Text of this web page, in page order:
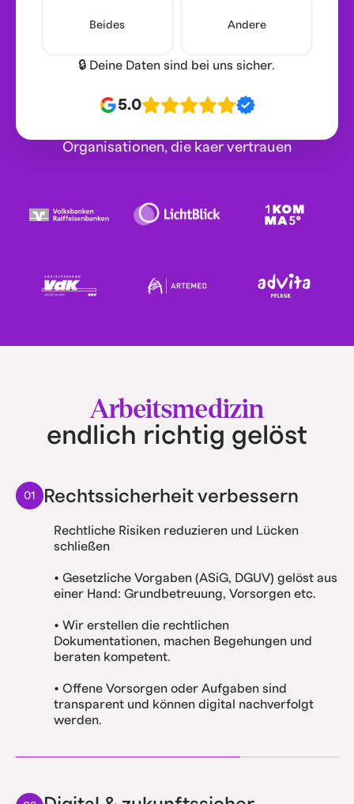
Beides Andere
🔒 Deine Daten sind bei uns sicher.
5.0
Organisationen, die kaer vertrauen
Arbeitsmedizin
endlich richtig gelöst
01 Rechtssicherheit verbessern
Rechtliche Risiken reduzieren und Lücken
schließen
• Gesetzliche Vorgaben (ASiG, DGUV) gelöst aus
einer Hand: Grundbetreuung, Vorsorgen etc.
• Wir erstellen die rechtlichen
Dokumentationen, machen Begehungen und
beraten kompetent.
• Offene Vorsorgen oder Aufgaben sind
transparent und können digital nachverfolgt
werden.